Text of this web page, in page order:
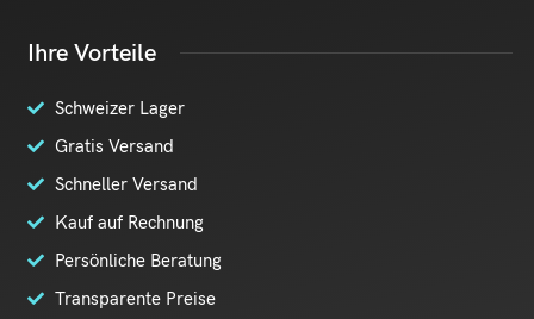
Ihre Vorteile
Schweizer Lager
Gratis Versand
Schneller Versand
Kauf auf Rechnung
Persönliche Beratung
Transparente Preise